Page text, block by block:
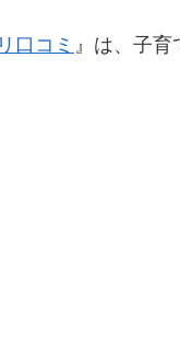
口コミ 』は、子